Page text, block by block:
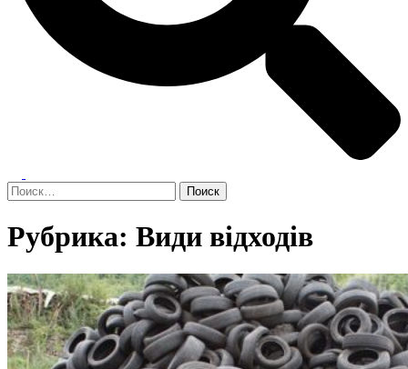
меню
Найти:
Рубрика: Види відходів